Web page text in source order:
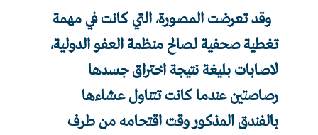
وقد تعرضت المصورة، التي كانت في مهمة
تغطية صحفية لصالح منظمة العفو الدولية،
لاصابات بليغة نتيجة اختراق جسدها
رصاصتين عندما كانت تتناول عشاءها
بالفندق المذكور وقت اقتحامه من طرف